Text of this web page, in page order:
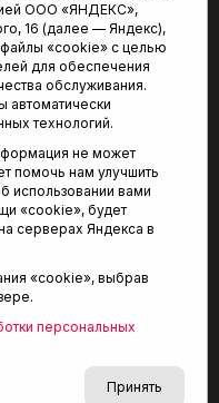
28А
ООО «ЯНДЕКС»,
16 (далее — Яндекс),
файлы «cookie» с целью
для обеспечения
обслуживания.
автоматически
технологий.
не может
помочь нам улучшить
использовании вами
«cookie», будет
серверах Яндекса в
«cookie», выбрав
персональных
Принять